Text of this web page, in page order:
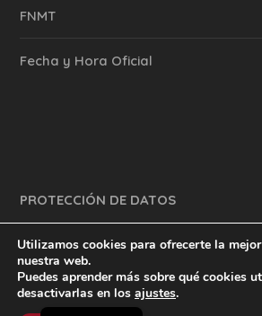
FNMT
Fecha y Hora Oficial
PROTECCIÓN DE DATOS
inventtatte es Marketing Online
Utilizamos cookies para ofrecerte la
nuestra web.
Puedes aprender más sobre qué cookies
desactivarlas en los ajustes.
English